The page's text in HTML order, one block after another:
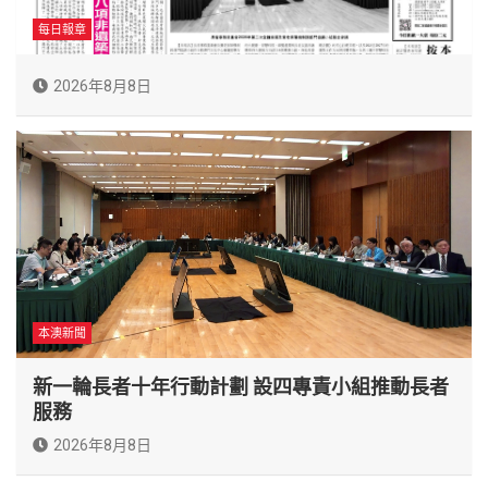
每日報章
2026年8月8日
本澳新聞
新一輪長者十年行動計劃 設四專責小組推動長者
服務
2026年8月8日